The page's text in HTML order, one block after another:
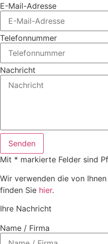
E-Mail-Adresse
Telefonnummer
Nachricht
Senden
Mit * markierte Felder sind
Wir verwenden die von
finden Sie hier.
Ihre Nachricht
Name / Firma